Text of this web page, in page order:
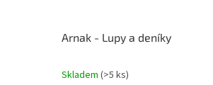
Arnak - Lupy a deníky
Průměrné
Skladem (>5 ks)